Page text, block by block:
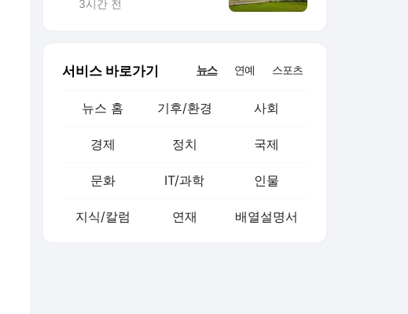
3시간 전
서비스 바로가기 뉴스 연예 스포츠
뉴스 홈 기후/환경 사회
경제 정치 국제
문화 IT/과학 인물
지식/칼럼 연재 배열설명서